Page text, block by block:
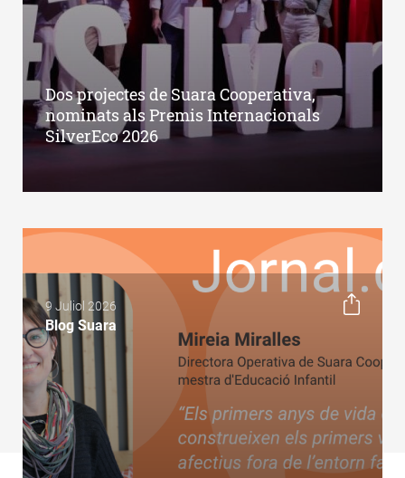
Dos projectes de Suara Cooperativa,
nominats als Premis Internacionals
SilverEco 2026
9 Juliol 2026
Blog Suara